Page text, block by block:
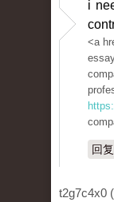
i
<a
回复
t2g7c4x0